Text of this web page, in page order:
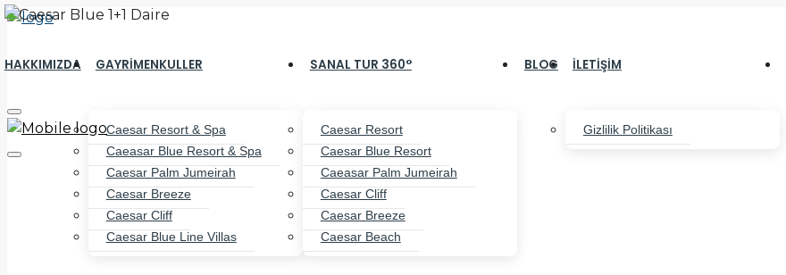
HAKKIMIZDA GAYRIMENKULLER
Caesar Resort & Spa
Caeasar Blue Resort & Spa
Caesar Palm Jumeirah
Caesar Breeze
Caesar Cliff
Caesar Blue Line Villas
SANAL TUR 360°
Caesar Resort
Caesar Blue Resort
Caeasar Palm Jumeirah
Caesar Cliff
Caesar Breeze
Caesar Beach
BLOG İLETIŞIM
Gizlilik Politikası